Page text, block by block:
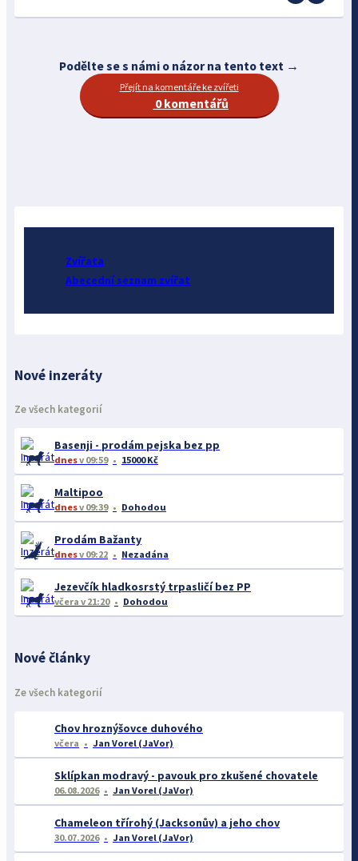
Podělte se s námi o názor na tento text →
Přejít na komentáře ke zvířeti
0 komentářů
Zvířata
Abecední seznam zvířat
Nové inzeráty
Ze všech kategorií
Basenji - prodám pejska bez pp
dnesv 09:59 15000 Kč
Maltipoo
dnesv 09:39 Dohodou
Prodám Bažanty
dnesv 09:22 Nezadána
Jezevčík hladkosrstý trpasličí bez PP
včera v 21:20 Dohodou
Nové články
Ze všech kategorií
Chov hroznýšovce duhového
včera Jan Vorel (JaVor)
Sklípkan modravý - pavouk pro zkušené chovatele
06.08.2026 Jan Vorel (JaVor)
Chameleon třírohý (Jacksonův) a jeho chov
30.07.2026 Jan Vorel (JaVor)